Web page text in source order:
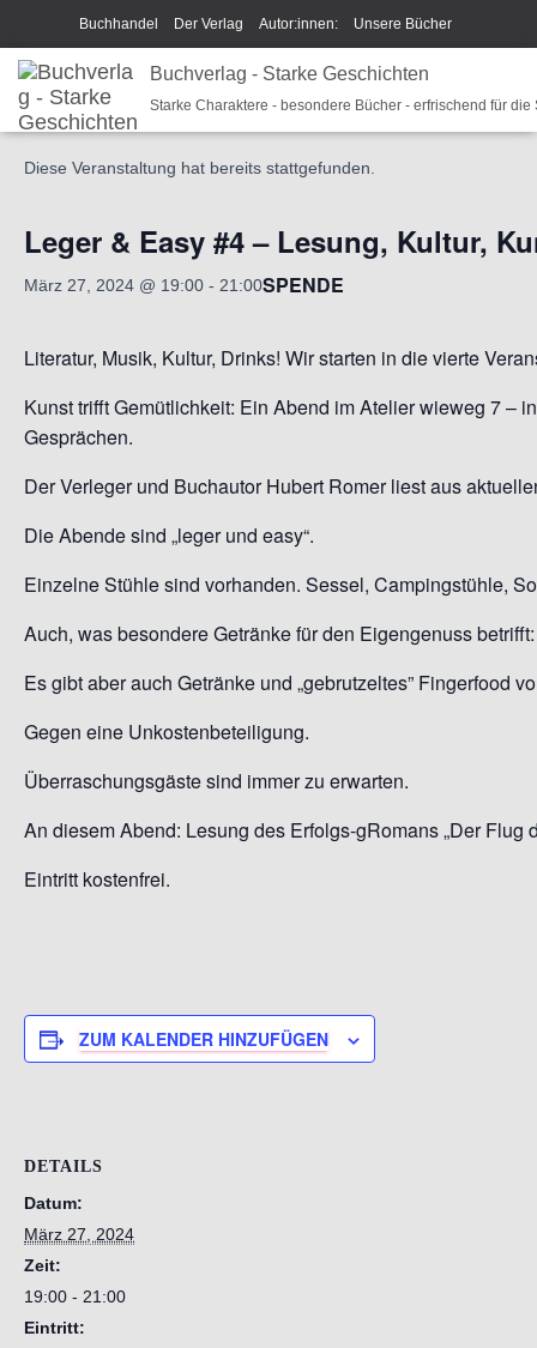
Buchhandel Der Verlag Autor:innen: Unsere Bücher
Ich beschreibe Dir mein Buch Shop Team News
Unsere Philosophie
Widerrufsrecht und Rückgaberecht Termine u Veranstaltungen
Buchverlag - Starke Geschichten
Starke Charaktere - besondere Bücher - erfrischend für die
« Alle Veranstaltungen
Diese Veranstaltung hat bereits stattgefunden.
Leger & Easy #4 – Lesung, Kultur,
März 27, 2024 @ 19:00 - 21:00SPENDE
Literatur, Musik, Kultur, Drinks! Wir starten in die vierte
Kunst trifft Gemütlichkeit: Ein Abend im Atelier wieweg 7 –
Gesprächen.
Der Verleger und Buchautor Hubert Romer liest aus
Die Abende sind „leger und easy“.
Einzelne Stühle sind vorhanden. Sessel, Campingstühle,
Auch, was besondere Getränke für den Eigengenuss
Es gibt aber auch Getränke und „gebrutzeltes” Fingerfood
Gegen eine Unkostenbeteiligung.
Überraschungsgäste sind immer zu erwarten.
An diesem Abend: Lesung des Erfolgs-gRomans „Der Flug
Eintritt kostenfrei.
ZUM KALENDER HINZUFÜGEN
DETAILS
Datum:
März 27, 2024
Zeit:
19:00 - 21:00
Eintritt: